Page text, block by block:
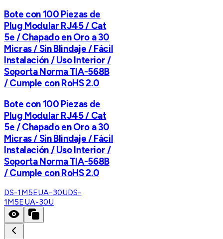
Bote con 100 Piezas de
Plug Modular RJ45 / Cat
5e / Chapado en Oro a 30
Micras / Sin Blindaje / Fácil
Instalación / Uso Interior /
Soporta Norma TIA-568B
/ Cumple con RoHS 2.0
Bote con 100 Piezas de
Plug Modular RJ45 / Cat
5e / Chapado en Oro a 30
Micras / Sin Blindaje / Fácil
Instalación / Uso Interior /
Soporta Norma TIA-568B
/ Cumple con RoHS 2.0
DS-1M5EUA-30UDS-
1M5EUA-30U